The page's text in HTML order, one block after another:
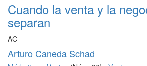
Cuando la venta y la
separan
AC
Arturo Caneda Schad